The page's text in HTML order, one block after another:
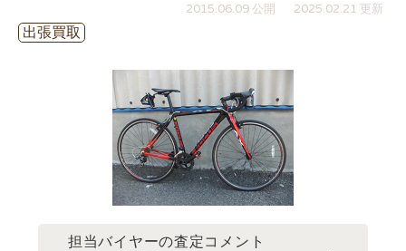
2015.06.09 公開
2025.02.21 更新
出張買取
担当バイヤーの査定コメント